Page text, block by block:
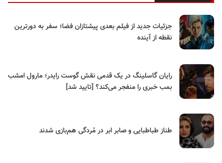
جزئیات جدید از فیلم بعدی پیشتازان فضا؛ سفر به دورترین
نقطه از آینده
رایان گاسلینگ در یک قدمی نقش گوست رایدر؛ مارول امشب
بمب خبری را منفجر می‌کند؟ [تایید شد]
طناز طباطبایی و صابر ابر در مُردگی هم‌بازی شدند